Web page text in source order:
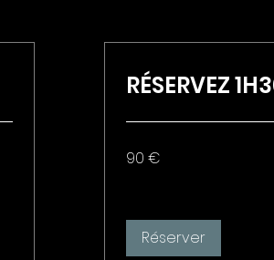
RÉSERVEZ
euros
90 €
Réserver